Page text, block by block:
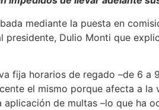
mediante la puesta en
presidente, Dulio Monti que
fija horarios de regado –de 6 a
el mismo porque afecta a
aplicación de multas –lo que ha